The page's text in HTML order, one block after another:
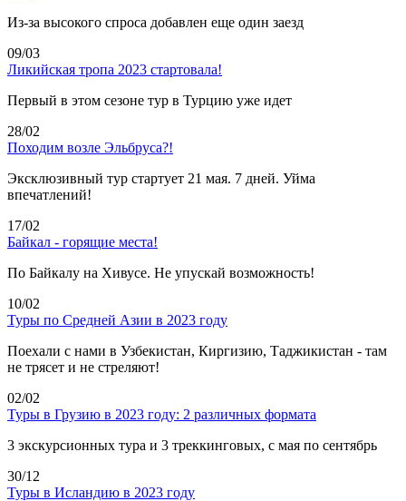
Из-за высокого спроса добавлен еще один заезд
09/03
Ликийская тропа 2023 стартовала!
Первый в этом сезоне тур в Турцию уже идет
28/02
Походим возле Эльбруса?!
Эксклюзивный тур стартует 21 мая. 7 дней. Уйма
впечатлений!
17/02
Байкал - горящие места!
По Байкалу на Хивусе. Не упускай возможность!
10/02
Туры по Средней Азии в 2023 году
Поехали с нами в Узбекистан, Киргизию, Таджикистан - там
не трясет и не стреляют!
02/02
Туры в Грузию в 2023 году: 2 различных формата
3 экскурсионных тура и 3 треккинговых, с мая по сентябрь
30/12
Туры в Исландию в 2023 году